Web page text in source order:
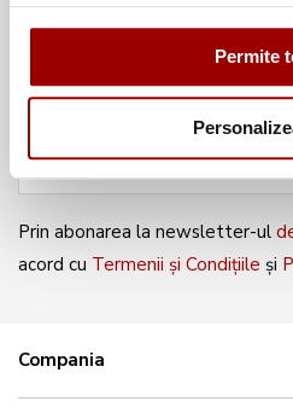
Permite
Abonează-te la
mereu la curent
oferte
Prin abonarea la newsletter-ul
acord cu Termenii și Condițiile și
Compania